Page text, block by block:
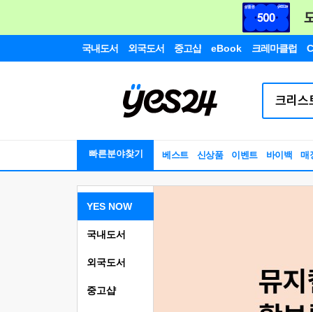
국내도서 외국도서 중고샵 eBook 크레마클럽
빠른분야찾기 베스트 신상품 이벤트 바이백 매
YES NOW
국내도서
외국도서
중고샵